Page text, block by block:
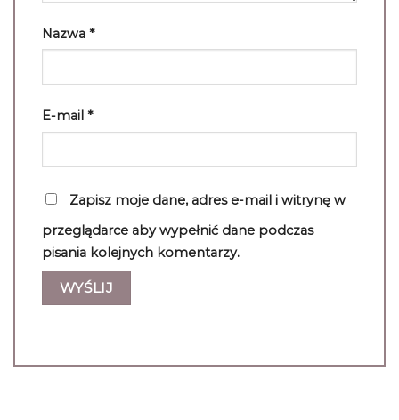
Nazwa *
E-mail *
Zapisz moje dane, adres e-mail i witrynę w
przeglądarce aby wypełnić dane podczas
pisania kolejnych komentarzy.